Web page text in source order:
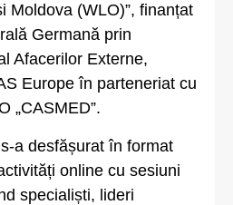
Moldova (WLO)”, finanțat
Germană prin
Afacerilor Externe,
Europe în parteneriat cu
„CASMED”.
a desfășurat în format
online cu sesiuni
specialiști, lideri